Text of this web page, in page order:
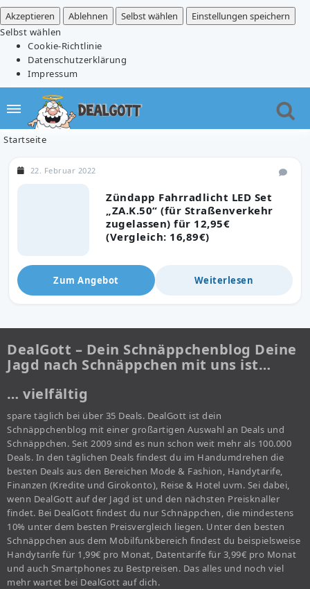
Akzeptieren
Ablehnen Selbst wählen
Einstellungen speichern
Selbst wählen
Cookie-Richtlinie
Datenschutzerklärung
Impressum
Startseite
Zündapp Fahrradlicht LED Set
„ZA.K.50“ (für Straßenverkehr
zugelassen) für 12,95€
(Vergleich: 16,89€)
22. Februar 2022
Zum Angebot Weiterlesen
DealGott – Dein Schnäppchenblog Deine
Jagd nach Schnäppchen mit uns ist…
… vielfältig
spare täglich bei über 35 Deals. DealGott ist dein
Schnäppchenblog mit einer großartigen Auswahl an Deals und
Schnäppchen. Seit 2009 sind es nun schon weit mehr als 100.000
Deals. In den täglichen Deals findest du im Handumdrehen die
besten Deals aus den Bereichen Mode & Fashion, Handytarife,
Finanzen (Kredite und Girokonto), Reise & Hotel uvm. Sei dabei,
wenn DealGott auf der Jagd ist und den nächsten Preisknaller
findet. Bei DealGott findest du nur Schnäppchen, die mindestens
10% unter dem besten Preisvergleich liegen. Unter den besten
Schnäppchen aus dem Mobilfunkbereich findest du beispielsweise
Handytarife für 1,99€ pro Monat, Datentarife für 3,99€ pro Monat
und auch Smartphones zu Bestpreisen. Das alles und noch viel
mehr wartet bei DealGott auf dich.